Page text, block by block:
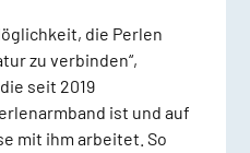
die Perlen
zu verbinden“,
seit 2019
ist und auf
mit ihm arbeitet. So